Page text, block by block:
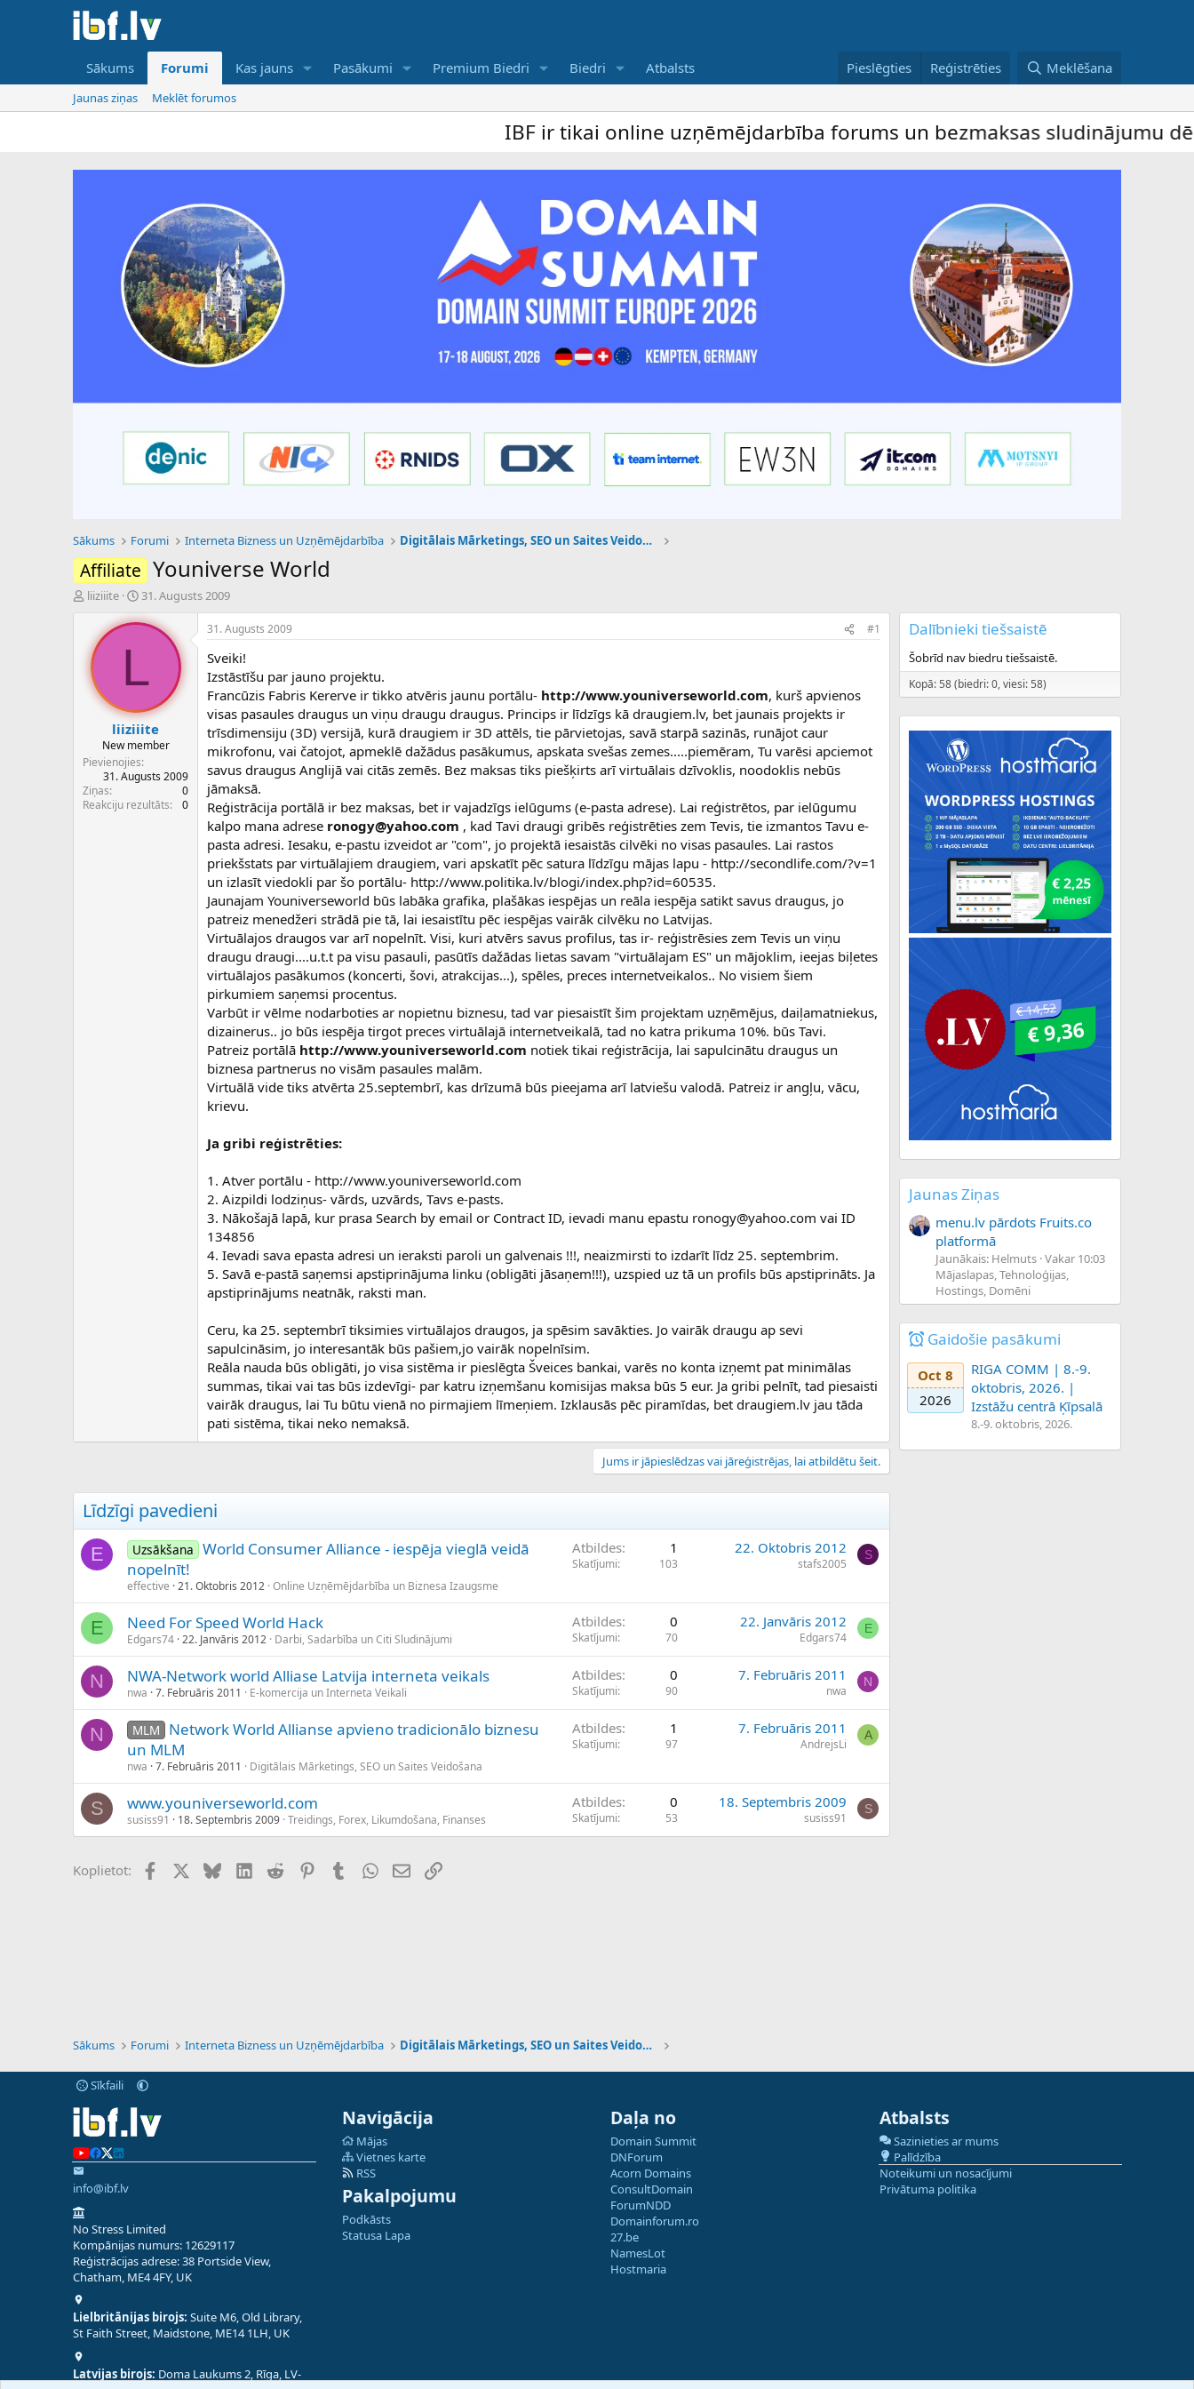
Sākums Forumi Kas jauns Pasākumi Premium Biedri Biedri Atbalsts Pieslēgties Reģistrēties Meklēšana
Jaunas ziņas Meklēt forumos
IBF ir tikai online uzņēmējdarbība forums un bezmaksas sludinājumu dēlis –
Sākums Forumi Interneta Bizness un Uzņēmējdarbība Digitālais Mārketings, SEO un Saites Veidošana
Affiliate Youniverse World
P
e
d
e
z
s
ā
c
liiziiite
S
k
d
a
t
u
m
s
31. Augusts 2009
L
liiziiite
New member
Pievienojies
31. Augusts 2009
Ziņas
0
Reakciju rezultāts
0
31. Augusts 2009 #1
Sveiki!
Izstāstīšu par jauno projektu.
Francūzis Fabris Kererve ir tikko atvēris jaunu portālu- http://www.youniverseworld.com, kurš apvienos
visas pasaules draugus un viņu draugu draugus. Princips ir līdzīgs kā draugiem.lv, bet jaunais projekts ir
trīsdimensiju (3D) versijā, kurā draugiem ir 3D attēls, tie pārvietojas, savā starpā sazinās, runājot caur
mikrofonu, vai čatojot, apmeklē dažādus pasākumus, apskata svešas zemes.....piemēram, Tu varēsi apciemot
savus draugus Anglijā vai citās zemēs. Bez maksas tiks piešķirts arī virtuālais dzīvoklis, noodoklis nebūs
jāmaksā.
Reģistrācija portālā ir bez maksas, bet ir vajadzīgs ielūgums (e-pasta adrese). Lai reģistrētos, par ielūgumu
kalpo mana adrese ronogy@yahoo.com , kad Tavi draugi gribēs reģistrēties zem Tevis, tie izmantos Tavu e-
pasta adresi. Iesaku, e-pastu izveidot ar "com", jo projektā iesaistās cilvēki no visas pasaules. Lai rastos
priekšstats par virtuālajiem draugiem, vari apskatīt pēc satura līdzīgu mājas lapu - http://secondlife.com/?v=1
un izlasīt viedokli par šo portālu- http://www.politika.lv/blogi/index.php?id=60535.
Jaunajam Youniverseworld būs labāka grafika, plašākas iespējas un reāla iespēja satikt savus draugus, jo
patreiz menedžeri strādā pie tā, lai iesaistītu pēc iespējas vairāk cilvēku no Latvijas.
Virtuālajos draugos var arī nopelnīt. Visi, kuri atvērs savus profilus, tas ir- reģistrēsies zem Tevis un viņu
draugu draugi....u.t.t pa visu pasauli, pasūtīs dažādas lietas savam "virtuālajam ES" un mājoklim, ieejas biļetes
virtuālajos pasākumos (koncerti, šovi, atrakcijas...), spēles, preces internetveikalos.. No visiem šiem
pirkumiem saņemsi procentus.
Varbūt ir vēlme nodarboties ar nopietnu biznesu, tad var piesaistīt šim projektam uzņēmējus, daiļamatniekus,
dizainerus.. jo būs iespēja tirgot preces virtuālajā internetveikalā, tad no katra prikuma 10%. būs Tavi.
Patreiz portālā http://www.youniverseworld.com notiek tikai reģistrācija, lai sapulcinātu draugus un
biznesa partnerus no visām pasaules malām.
Virtuālā vide tiks atvērta 25.septembrī, kas drīzumā būs pieejama arī latviešu valodā. Patreiz ir angļu, vācu,
krievu.
Ja gribi reģistrēties:
1. Atver portālu - http://www.youniverseworld.com
2. Aizpildi lodziņus- vārds, uzvārds, Tavs e-pasts.
3. Nākošajā lapā, kur prasa Search by email or Contract ID, ievadi manu epastu ronogy@yahoo.com vai ID
134856
4. Ievadi sava epasta adresi un ieraksti paroli un galvenais !!!, neaizmirsti to izdarīt līdz 25. septembrim.
5. Savā e-pastā saņemsi apstiprinājuma linku (obligāti jāsaņem!!!), uzspied uz tā un profils būs apstiprināts. Ja
apstiprinājums neatnāk, raksti man.
Ceru, ka 25. septembrī tiksimies virtuālajos draugos, ja spēsim savākties. Jo vairāk draugu ap sevi
sapulcināsim, jo interesantāk būs pašiem,jo vairāk nopelnīsim.
Reāla nauda būs obligāti, jo visa sistēma ir pieslēgta Šveices bankai, varēs no konta izņemt pat minimālas
summas, tikai vai tas būs izdevīgi- par katru izņemšanu komisijas maksa būs 5 eur. Ja gribi pelnīt, tad piesaisti
vairāk draugus, lai Tu būtu vienā no pirmajiem līmeņiem. Izklausās pēc piramīdas, bet draugiem.lv jau tāda
pati sistēma, tikai neko nemaksā.
Jums ir jāpieslēdzas vai jāreģistrējas, lai atbildētu šeit.
Līdzīgi pavedieni
E Uzsākšana World Consumer Alliance - iespēja vieglā veidā
nopelnīt!
effective 21. Oktobris 2012 Online Uzņēmējdarbība un Biznesa Izaugsme
Atbildes 1
Skatījumi 103
22. Oktobris 2012
stafs2005
S
E Need For Speed World Hack
Edgars74 22. Janvāris 2012 Darbi, Sadarbība un Citi Sludinājumi
Atbildes 0
Skatījumi 70
22. Janvāris 2012
Edgars74
E
N NWA-Network world Alliase Latvija interneta veikals
nwa 7. Februāris 2011 E-komercija un Interneta Veikali
Atbildes 0
Skatījumi 90
7. Februāris 2011
nwa
N
N MLM
Network World Allianse apvieno tradicionālo biznesu
un MLM
nwa 7. Februāris 2011 Digitālais Mārketings, SEO un Saites Veidošana
Atbildes 1
Skatījumi 97
7. Februāris 2011
AndrejsLi
A
S www.youniverseworld.com
susiss91 18. Septembris 2009 Treidings, Forex, Likumdošana, Finanses
Atbildes 0
Skatījumi 53
18. Septembris 2009
susiss91
S
Koplietot: FacebookX (Twitter)
BlueskyLinkedIn
Reddit PinterestTumblrWhatsApp
E-pastsSaiti
Dalībnieki tiešsaistē
Šobrīd nav biedru tiešsaistē.
Kopā: 58 (biedri: 0, viesi: 58)
Jaunas Ziņas
menu.lv pārdots Fruits.co
platformā
Jaunākais: Helmuts Vakar 10:03
Mājaslapas, Tehnoloģijas,
Hostings, Domēni
Gaidošie pasākumi
Oct 8
2026
RIGA COMM | 8.-9.
oktobris, 2026. |
Izstāžu centrā Ķīpsalā
8.-9. oktobris, 2026.
Sākums Forumi Interneta Bizness un Uzņēmējdarbība Digitālais Mārketings, SEO un Saites Veidošana
Sīkfaili
info@ibf.lv
No Stress Limited
Kompānijas numurs: 12629117
Reģistrācijas adrese: 38 Portside View,
Chatham, ME4 4FY, UK
Lielbritānijas birojs: Suite M6, Old Library,
St Faith Street, Maidstone, ME14 1LH, UK
Latvijas birojs: Doma Laukums 2, Rīga, LV-
Navigācija
Mājas
Vietnes karte
RSS
Pakalpojumu
Podkāsts
Statusa Lapa
Daļa no
Domain Summit
DNForum
Acorn Domains
ConsultDomain
ForumNDD
Domainforum.ro
27.be
NamesLot
Hostmaria
Atbalsts
Sazinieties ar mums
Palīdzība
Noteikumi un nosacījumi
Privātuma politika